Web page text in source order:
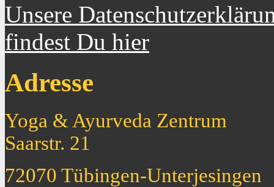
Unsere
findest Du hier
Adresse
Yoga & Ayurveda Zentrum
Saarstr. 21
72070 Tübingen-Unterjesingen